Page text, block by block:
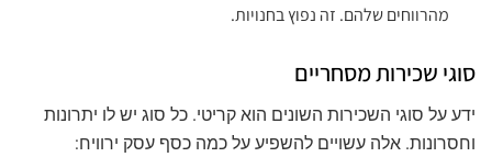
מהרווחים שלהם. זה נפוץ בחנויות.
סוגי שכירות מסחריים
ידע על סוגי השכירות השונים הוא קריטי. כל סוג יש לו יתרונות
וחסרונות. אלה עשויים להשפיע על כמה כסף עסק ירוויח: